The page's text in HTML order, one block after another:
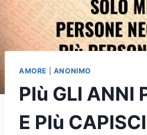
AMORE ANONIMO
PIù GLI ANNI
E PIù